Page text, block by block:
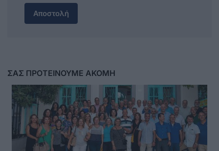
Αποστολή
ΣΑΣ ΠΡΟΤΕΙΝΟΥΜΕ ΑΚΟΜΗ